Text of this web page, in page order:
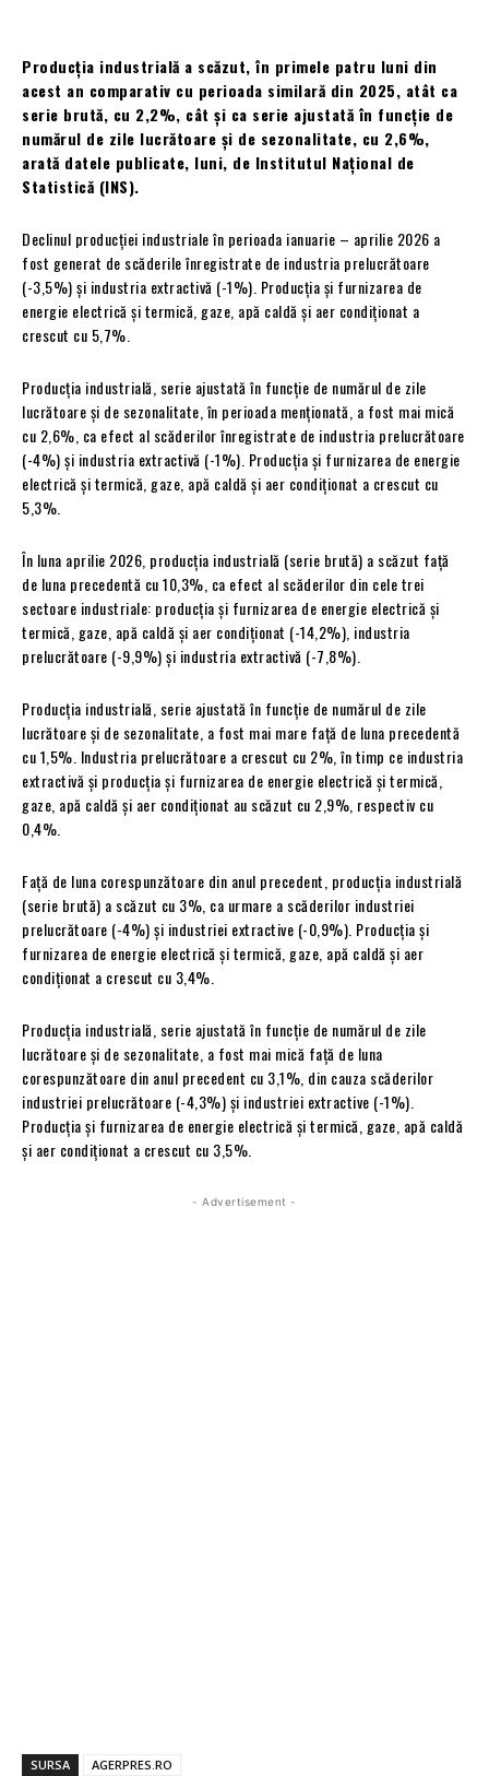
Producția industrială a scăzut, în primele patru luni din
acest an comparativ cu perioada similară din 2025, atât ca
serie brută, cu 2,2%, cât și ca serie ajustată în funcție de
numărul de zile lucrătoare și de sezonalitate, cu 2,6%,
arată datele publicate, luni, de Institutul Național de
Statistică (INS).
Declinul producției industriale în perioada ianuarie – aprilie 2026 a
fost generat de scăderile înregistrate de industria prelucrătoare
(-3,5%) și industria extractivă (-1%). Producția și furnizarea de
energie electrică și termică, gaze, apă caldă și aer condiționat a
crescut cu 5,7%.
Producția industrială, serie ajustată în funcție de numărul de zile
lucrătoare și de sezonalitate, în perioada menționată, a fost mai mică
cu 2,6%, ca efect al scăderilor înregistrate de industria prelucrătoare
(-4%) și industria extractivă (-1%). Producția și furnizarea de energie
electrică și termică, gaze, apă caldă și aer condiționat a crescut cu
5,3%.
În luna aprilie 2026, producția industrială (serie brută) a scăzut față
de luna precedentă cu 10,3%, ca efect al scăderilor din cele trei
sectoare industriale: producția și furnizarea de energie electrică și
termică, gaze, apă caldă și aer condiționat (-14,2%), industria
prelucrătoare (-9,9%) și industria extractivă (-7,8%).
Producția industrială, serie ajustată în funcție de numărul de zile
lucrătoare și de sezonalitate, a fost mai mare față de luna precedentă
cu 1,5%. Industria prelucrătoare a crescut cu 2%, în timp ce industria
extractivă și producția și furnizarea de energie electrică și termică,
gaze, apă caldă și aer condiționat au scăzut cu 2,9%, respectiv cu
0,4%.
Față de luna corespunzătoare din anul precedent, producția industrială
(serie brută) a scăzut cu 3%, ca urmare a scăderilor industriei
prelucrătoare (-4%) și industriei extractive (-0,9%). Producția și
furnizarea de energie electrică și termică, gaze, apă caldă și aer
condiționat a crescut cu 3,4%.
Producția industrială, serie ajustată în funcție de numărul de zile
lucrătoare și de sezonalitate, a fost mai mică față de luna
corespunzătoare din anul precedent cu 3,1%, din cauza scăderilor
industriei prelucrătoare (-4,3%) și industriei extractive (-1%).
Producția și furnizarea de energie electrică și termică, gaze, apă caldă
și aer condiționat a crescut cu 3,5%.
- Advertisement -
SURSA AGERPRES.RO